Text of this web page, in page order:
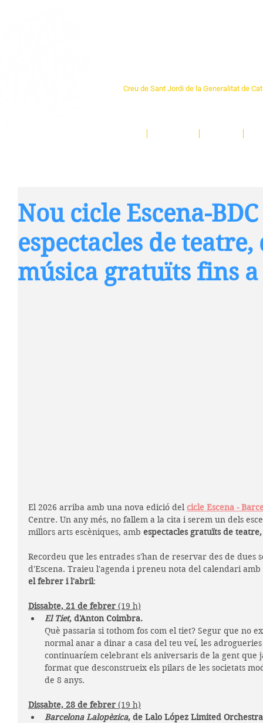
Creu de Sant Jordi de la Generalitat de
Nou cicle Escena-
espectacles de teatre,
música gratuïts fins
El 2026 arriba amb una nova edició del cicle Escena -
Centre. Un any més, no fallem a la cita i serem un dels
millors arts escèniques, amb espectacles gratuïts de
Recordeu que les entrades s'han de reservar des de dues
d'Escena. Traieu l'agenda i preneu nota del calendari
el febrer i l'abril:
Dissabte, 21 de febrer (19 h)
El Tiet, d'Anton Coimbra.
Què passaria si tothom fos com el tiet? Segur que no
normal anar a dinar a casa del teu veí, les
continuaríem celebrant els aniversaris de la gent que
format que desconstrueix els pilars de les societats
de 8 anys.
Dissabte, 28 de febrer (19 h)
Barcelona Lalopèzica, de Lalo López Limited Orchestra